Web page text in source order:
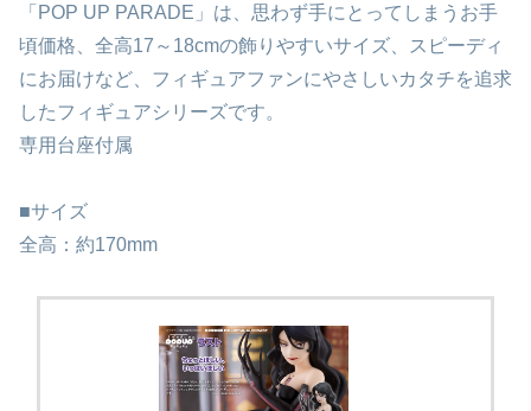
「POP UP PARADE」は、思わず手にとってしまうお手
頃価格、全高17～18cmの飾りやすいサイズ、スピーディ
にお届けなど、フィギュアファンにやさしいカタチを追求
したフィギュアシリーズです。
専用台座付属
■サイズ
全高：約170mm